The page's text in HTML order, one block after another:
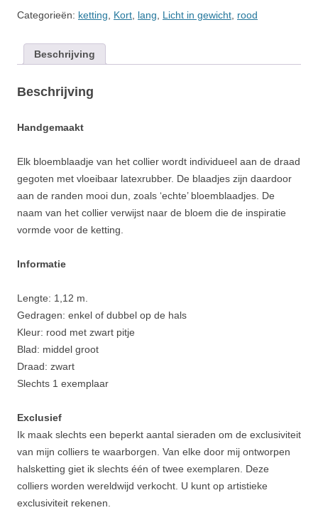
Categorieën: ketting Kort lang Licht in gewicht rood
Beschrijving
Beschrijving
Handgemaakt
Elk bloemblaadje van het collier wordt individueel aan de draad
gegoten met vloeibaar latexrubber. De blaadjes zijn daardoor
aan de randen mooi dun, zoals ‘echte’ bloemblaadjes. De
naam van het collier verwijst naar de bloem die de inspiratie
vormde voor de ketting.
Informatie
Lengte: 1,12 m.
Gedragen: enkel of dubbel op de hals
Kleur: rood met zwart pitje
Blad: middel groot
Draad: zwart
Slechts 1 exemplaar
Exclusief
Ik maak slechts een beperkt aantal sieraden om de exclusiviteit
van mijn colliers te waarborgen. Van elke door mij ontworpen
halsketting giet ik slechts één of twee exemplaren. Deze
colliers worden wereldwijd verkocht. U kunt op artistieke
exclusiviteit rekenen.